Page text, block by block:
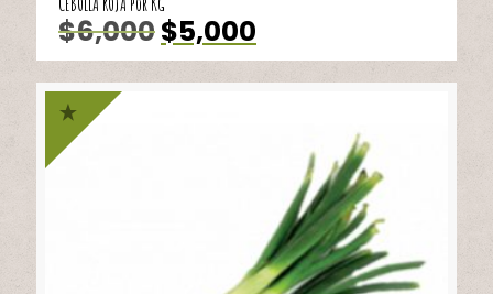
$6,000El
precio
original
era:
$5,000
precio
actual
es: